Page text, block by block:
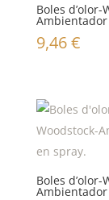
Boles
9,46€
Boles d’olor-